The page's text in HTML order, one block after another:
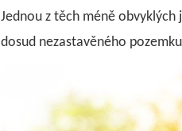
Jednou z těch méně obvyklých
dosud nezastavěného